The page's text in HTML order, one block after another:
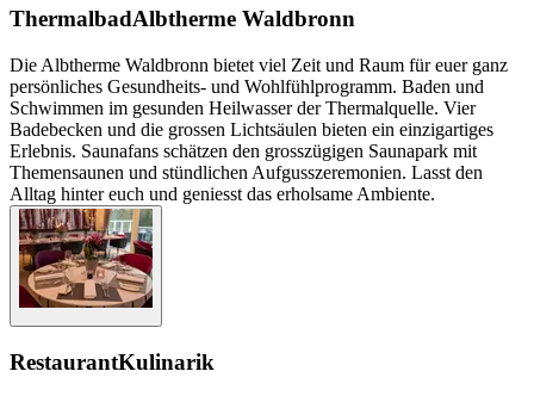
ThermalbadAlbtherme Waldbronn
Die Albtherme Waldbronn bietet viel Zeit und Raum für euer ganz
persönliches Gesundheits- und Wohlfühlprogramm. Baden und
Schwimmen im gesunden Heilwasser der Thermalquelle. Vier
Badebecken und die grossen Lichtsäulen bieten ein einzigartiges
Erlebnis. Saunafans schätzen den grosszügigen Saunapark mit
Themensaunen und stündlichen Aufgusszeremonien. Lasst den
Alltag hinter euch und geniesst das erholsame Ambiente.
RestaurantKulinarik